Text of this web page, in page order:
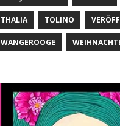
THALIA TOLINO
WANGEROOGE